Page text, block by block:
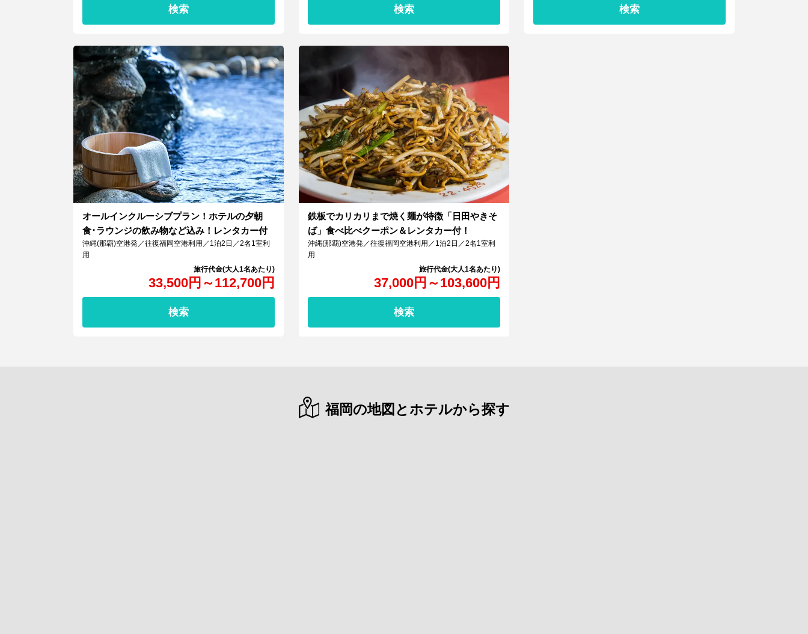
検索 検索 検索
オールインクルーシブプラン！ホテルの夕朝
食･ラウンジの飲み物など込み！レンタカー付
33,500円 ～112,700円
沖縄(那覇)空港発／往復福岡空港利用／1泊2日／2名1室利
用
検索
鉄板でカリカリまで焼く麺が特徴「日田やきそ
ば」食べ比べクーポン＆レンタカー付！
37,000円 ～103,600円
沖縄(那覇)空港発／往復福岡空港利用／1泊2日／2名1室利
用
検索
福岡の地図とホテルから探す